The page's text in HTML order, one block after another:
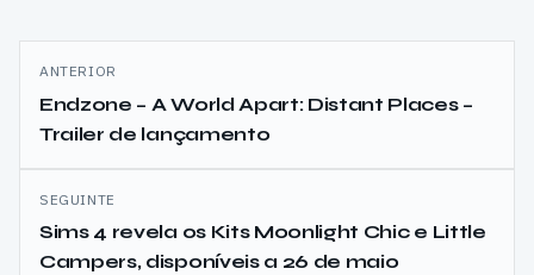
Navegação
de
artigos
ANTERIOR
Endzone – A World Apart: Distant Places –
Trailer de lançamento
SEGUINTE
Sims 4 revela os Kits Moonlight Chic e Little
Campers, disponíveis a 26 de maio